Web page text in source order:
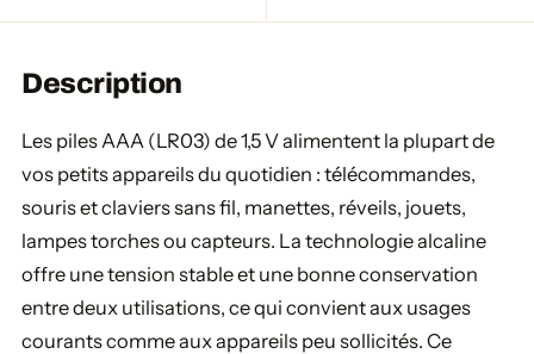
Description
Les piles AAA (LR03) de 1,5 V alimentent la plupart de
vos petits appareils du quotidien : télécommandes,
souris et claviers sans fil, manettes, réveils, jouets,
lampes torches ou capteurs. La technologie alcaline
offre une tension stable et une bonne conservation
entre deux utilisations, ce qui convient aux usages
courants comme aux appareils peu sollicités. Ce